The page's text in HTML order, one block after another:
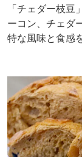
「チェダー枝
ーコン、チェダ
特な風味と食感